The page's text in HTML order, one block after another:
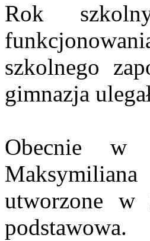
Rok
szkolnego
gimnazja
Obecnie w
utworzone w
podstawowa.